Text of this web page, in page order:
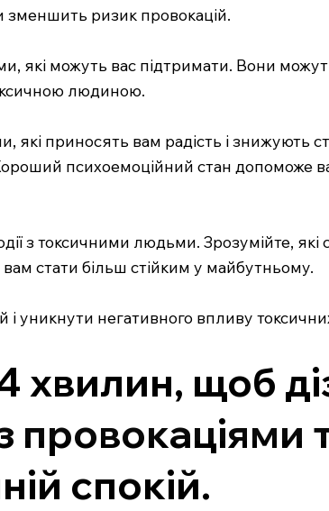
ризик провокацій.
які можуть вас підтримати. Вони
людиною.
приносять вам радість і знижують
психоемоційний стан допоможе
з токсичними людьми. Зрозумійте,
стати більш стійким у майбутньому.
і уникнути негативного впливу
хвилин, щоб
провокаціями
спокій.